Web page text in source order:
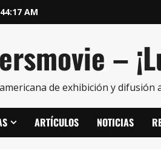
AM
–
de exhibición y difusión
ARTÍCULOS NOTICIAS